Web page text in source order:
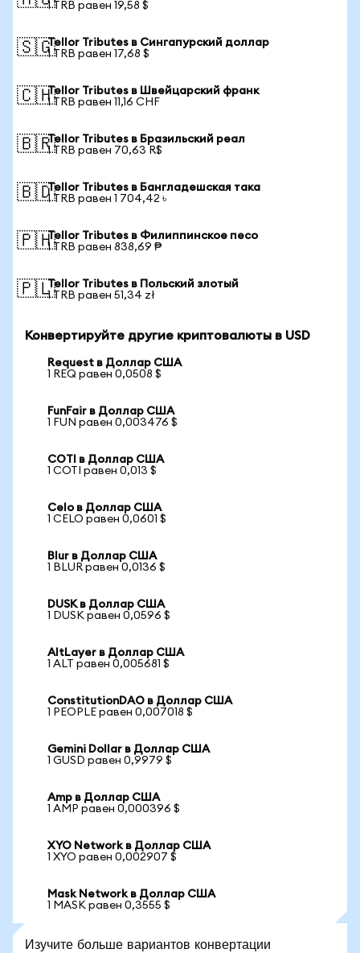
1 TRB равен 19,58 $
🇸🇬Tellor Tributes в Сингапурский доллар
1 TRB равен 17,68 $
🇨🇭Tellor Tributes в Швейцарский франк
1 TRB равен 11,16 CHF
🇧🇷Tellor Tributes в Бразильский реал
1 TRB равен 70,63 R$
🇧🇩Tellor Tributes в Бангладешская така
1 TRB равен 1 704,42 ৳
🇵🇭Tellor Tributes в Филиппинское песо
1 TRB равен 838,69 ₱
🇵🇱Tellor Tributes в Польский злотый
1 TRB равен 51,34 zł
Конвертируйте другие криптовалюты в USD
Request в Доллар США
1 REQ равен 0,0508 $
FunFair в Доллар США
1 FUN равен 0,003476 $
COTI в Доллар США
1 COTI равен 0,013 $
Celo в Доллар США
1 CELO равен 0,0601 $
Blur в Доллар США
1 BLUR равен 0,0136 $
DUSK в Доллар США
1 DUSK равен 0,0596 $
AltLayer в Доллар США
1 ALT равен 0,005681 $
ConstitutionDAO в Доллар США
1 PEOPLE равен 0,007018 $
Gemini Dollar в Доллар США
1 GUSD равен 0,9979 $
Amp в Доллар США
1 AMP равен 0,000396 $
XYO Network в Доллар США
1 XYO равен 0,002907 $
Mask Network в Доллар США
1 MASK равен 0,3555 $
Изучите больше вариантов конвертации